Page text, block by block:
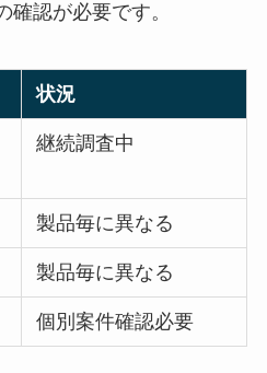
確認が必要です。
状況
継続調査中
製品毎に異なる
製品毎に異なる
個別案件確認必要